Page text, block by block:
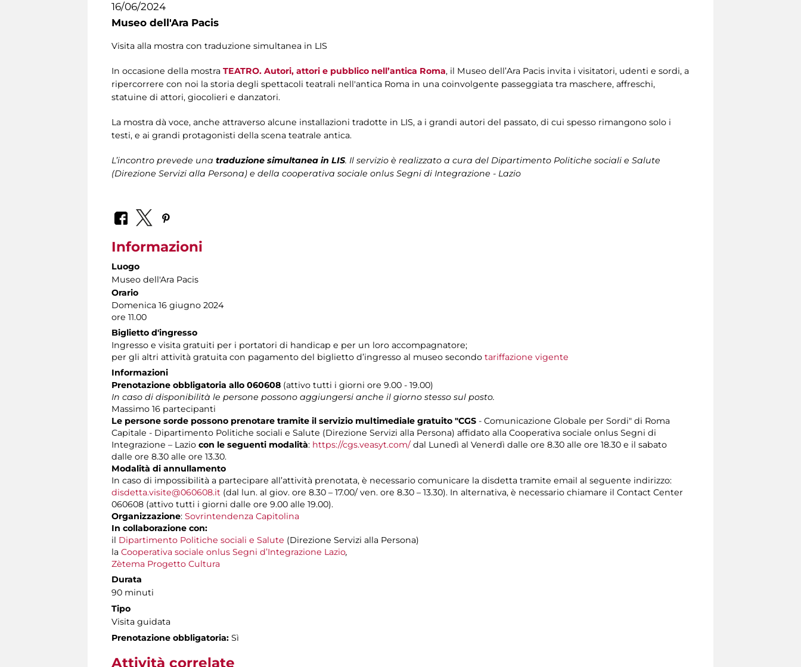
16/06/2024
Museo dell'Ara Pacis
Visita alla mostra con traduzione simultanea in LIS
In occasione della mostra TEATRO. Autori, attori e pubblico nell’antica Roma, il Museo dell’Ara Pacis invita i visitatori, udenti e sordi, a
ripercorrere con noi la storia degli spettacoli teatrali nell'antica Roma in una coinvolgente passeggiata tra maschere, affreschi,
statuine di attori, giocolieri e danzatori.
La mostra dà voce, anche attraverso alcune installazioni tradotte in LIS, a i grandi autori del passato, di cui spesso rimangono solo i
testi, e ai grandi protagonisti della scena teatrale antica.
L’incontro prevede una traduzione simultanea in LIS. Il servizio è realizzato a cura del Dipartimento Politiche sociali e Salute
(Direzione Servizi alla Persona) e della cooperativa sociale onlus Segni di Integrazione - Lazio
Informazioni
Luogo
Museo dell'Ara Pacis
Orario
Domenica 16 giugno 2024
ore 11.00
Biglietto d'ingresso
Ingresso e visita gratuiti per i portatori di handicap e per un loro accompagnatore;
per gli altri attività gratuita con pagamento del biglietto d’ingresso al museo secondo tariffazione vigente
Informazioni
Prenotazione obbligatoria allo 060608 (attivo tutti i giorni ore 9.00 - 19.00)
In caso di disponibilità le persone possono aggiungersi anche il giorno stesso sul posto.
Massimo 16 partecipanti
Le persone sorde possono prenotare tramite il servizio multimediale gratuito "CGS - Comunicazione Globale per Sordi" di Roma
Capitale - Dipartimento Politiche sociali e Salute (Direzione Servizi alla Persona) affidato alla Cooperativa sociale onlus Segni di
Integrazione – Lazio con le seguenti modalità: https://cgs.veasyt.com/dal Lunedì al Venerdì dalle ore 8.30 alle ore 18.30 e il sabato
dalle ore 8.30 alle ore 13.30.
Modalità di annullamento
In caso di impossibilità a partecipare all’attività prenotata, è necessario comunicare la disdetta tramite email al seguente indirizzo:
disdetta.visite@060608.it (dal lun. al giov. ore 8.30 – 17.00/ ven. ore 8.30 – 13.30). In alternativa, è necessario chiamare il Contact Center
060608 (attivo tutti i giorni dalle ore 9.00 alle 19.00).
Organizzazione: Sovrintendenza Capitolina
In collaborazione con:
il Dipartimento Politiche sociali e Salute (Direzione Servizi alla Persona)
la Cooperativa sociale onlus Segni d’Integrazione Lazio,
Zètema Progetto Cultura
Durata
90 minuti
Tipo
Visita guidata
Prenotazione obbligatoria: Sì
Attività correlate